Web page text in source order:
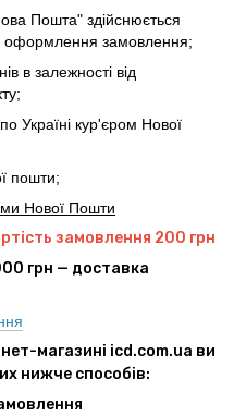
Пошта" здійснюється
оформлення замовлення;
в залежності від
Україні кур'єром Нової
пошти;
Нової Пошти
замовлення 200 грн
грн — доставка
магазині icd.com.ua ви
нижче способів: